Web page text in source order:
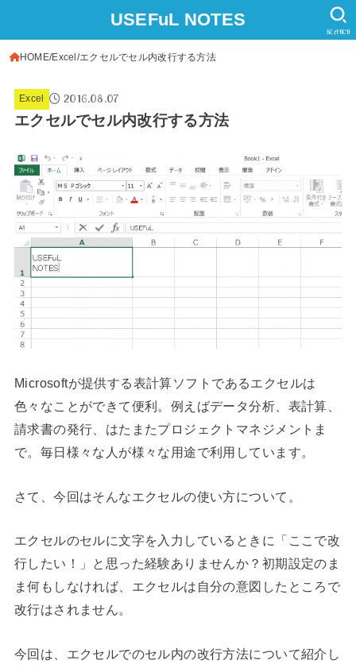
USEFuL NOTES
SEARCH
HOME Excel エクセルでセル内改行する方法
Excel 2016.08.07
エクセルでセル内改行する方法
Microsoftが提供する表計算ソフトであるエクセルは
色々なことができて便利。例えばデータ分析、表計算、
請求書の発行、はたまたプロジェクトマネジメントま
で。毎日様々な人が様々な用途で利用しています。
さて、今回はそんなエクセルの使い方について。
エクセルのセルに文字を入力しているときに「ここで改
行したい！」と思った経験ありませんか？初期設定のま
ま何もしなければ、エクセルは自分の意図したところで
改行はされません。
今回は、エクセルでのセル内の改行方法について紹介し